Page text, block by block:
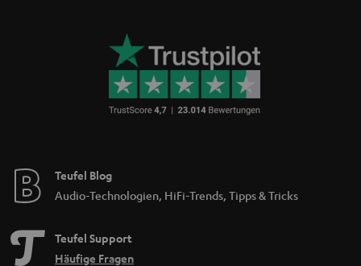
Teufel Blog
Audio-Technologien, HiFi-Trends, Tipps & Tricks
Teufel Support
Häufige Fragen